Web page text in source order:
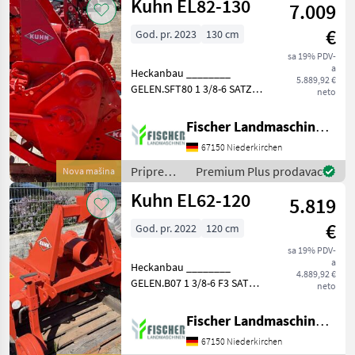
(plugovi,
tanjurače
Kuhn
Nova mašina
Kuhn EL82-130
7.009
€
sa 19% PDV-
a
5.889,92 €
neto
God. pr. 2023 130 cm
Heckanbau ________
GELEN.SFT80 1 3/8-6 SATZ
Priprema/ obrada tla
(plugovi, kultivatori,
tanjurače i dr.) Freze/ tileri
za zemlju
Fischer Landmaschinen GmbH
67150 Niederkirchen
Priprema/
obrada tla
(plugovi,
tanjurače
Kuhn
Premium Plus prodavac
Kuhn EL62-120
5.819
€
sa 19% PDV-
a
4.889,92 €
neto
God. pr. 2022 120 cm
Heckanbau ________
GELEN.B07 1 3/8-6 F3 SATZ
STUETZRAEDER EL62
Priprema/ obrada tla
Fischer Landmaschinen GmbH
67150 Niederkirchen